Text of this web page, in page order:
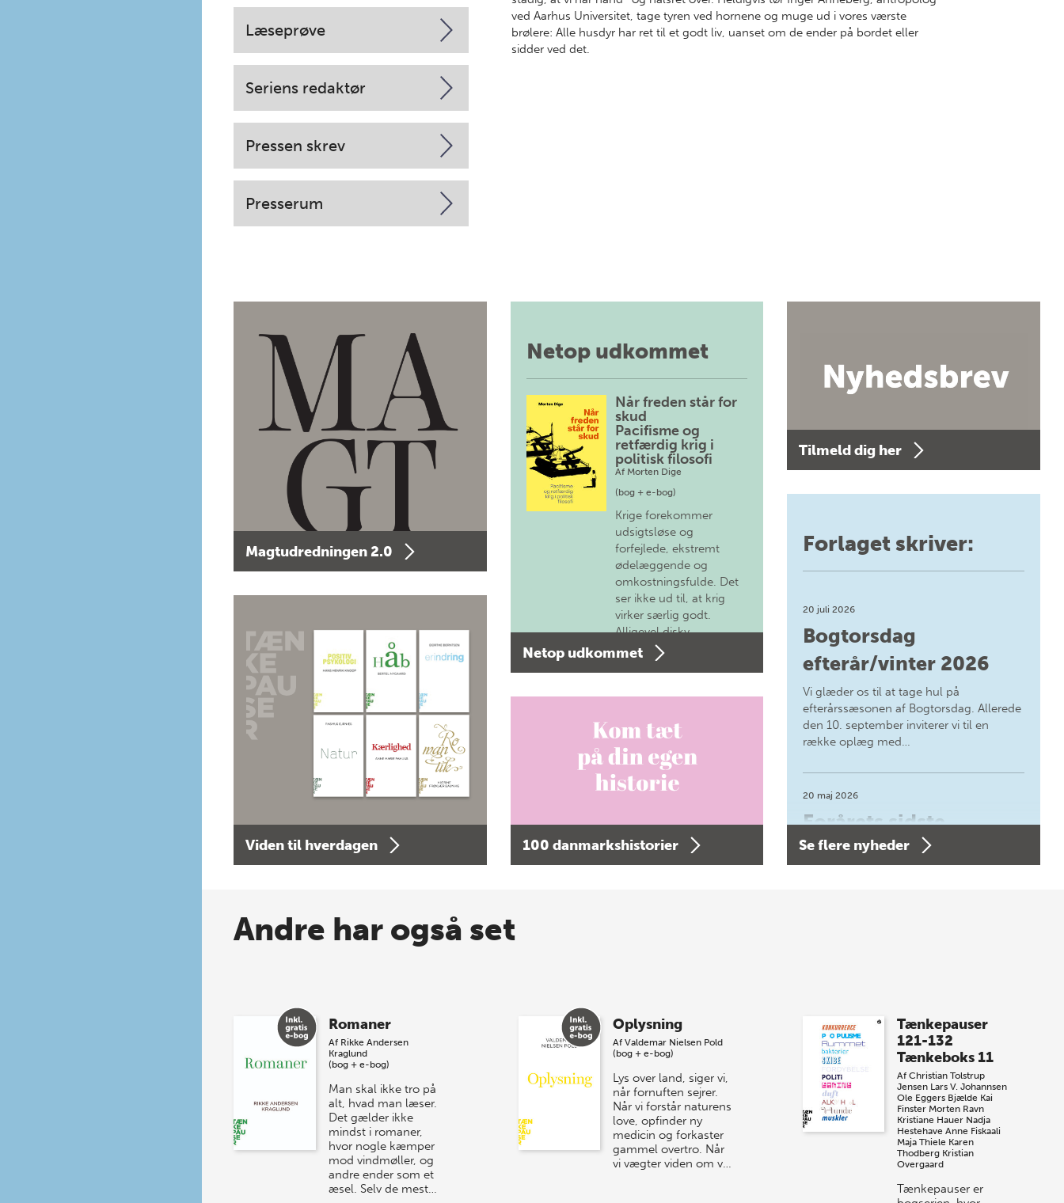
Læseprøve
Seriens redaktør
Pressen skrev
Presserum
ved Aarhus Universitet, tage tyren ved hornene og muge ud i vores værste
brølere: Alle husdyr har ret til et godt liv, uanset om de ender på bordet eller
sidder ved det.
Magtudredningen 2.0
Viden til hverdagen
Netop udkommet
Når freden står for
skud
Pacifisme og
retfærdig krig i
politisk filosofi
Af Morten Dige
(bog + e-bog)
Krige forekommer
udsigtsløse og
forfejlede, ekstremt
ødelæggende og
omkostningsfulde. Det
ser ikke ud til, at krig
virker særlig godt.
Alligevel diskv…
Netop udkommet
100 danmarkshistorier
Tilmeld dig her
Forlaget skriver:
20 juli 2026
Bogtorsdag
efterår/vinter 2026
Vi glæder os til at tage hul på
efterårssæsonen af Bogtorsdag. Allerede
den 10. september inviterer vi til en
række oplæg med…
20 maj 2026
Forårets sidste
Bogtorsdag 11. juni
sommer-lagersalg!
Vi gentager succesen og inviterer igen i
år til vores store sommer-lagersalg,
så sæt kryds i kalenderen onsdag den
10. j…
Se flere nyheder
Andre har også set
Romaner
Af Rikke Andersen
Kraglund
(bog + e-bog)
Man skal ikke tro på
alt, hvad man læser.
Det gælder ikke
mindst i romaner,
hvor nogle kæmper
mod vindmøller, og
andre ender som et
æsel. Selv de mest…
Oplysning
Af Valdemar Nielsen Pold
(bog + e-bog)
Lys over land, siger vi,
når fornuften sejrer.
Når vi forstår naturens
love, opfinder ny
medicin og forkaster
gammel overtro. Når
vi vægter viden om v…
Tænkepauser
121-132
Tænkeboks 11
AfChristian Tolstrup
Jensen Lars V. Johannsen
Ole Eggers Bjælde Kai
Finster Morten Ravn
Kristiane Hauer Nadja
Hestehave Anne Fiskaali
Maja Thiele Karen
Thodberg Kristian
Overgaard
Tænkepauser er